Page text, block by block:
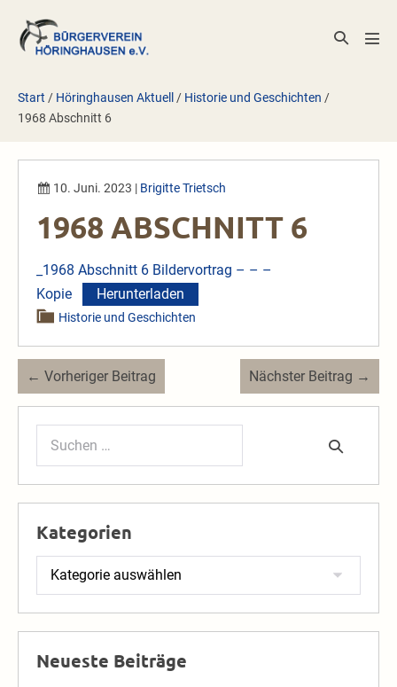
Inhalt
springen
Suche-
Start / Höringhausen Aktuell / Historie und Geschichten /
1968 Abschnitt 6
10. Juni. 2023 | Brigitte Trietsch
1968 ABSCHNITT 6
_1968 Abschnitt 6 Bildervortrag – – –
Kopie
Herunterladen
Historie und Geschichten
Beitragsnavigation
← Vorheriger Beitrag Nächster Beitrag →
Suchen
Kategorien
Kategorien
Neueste Beiträge